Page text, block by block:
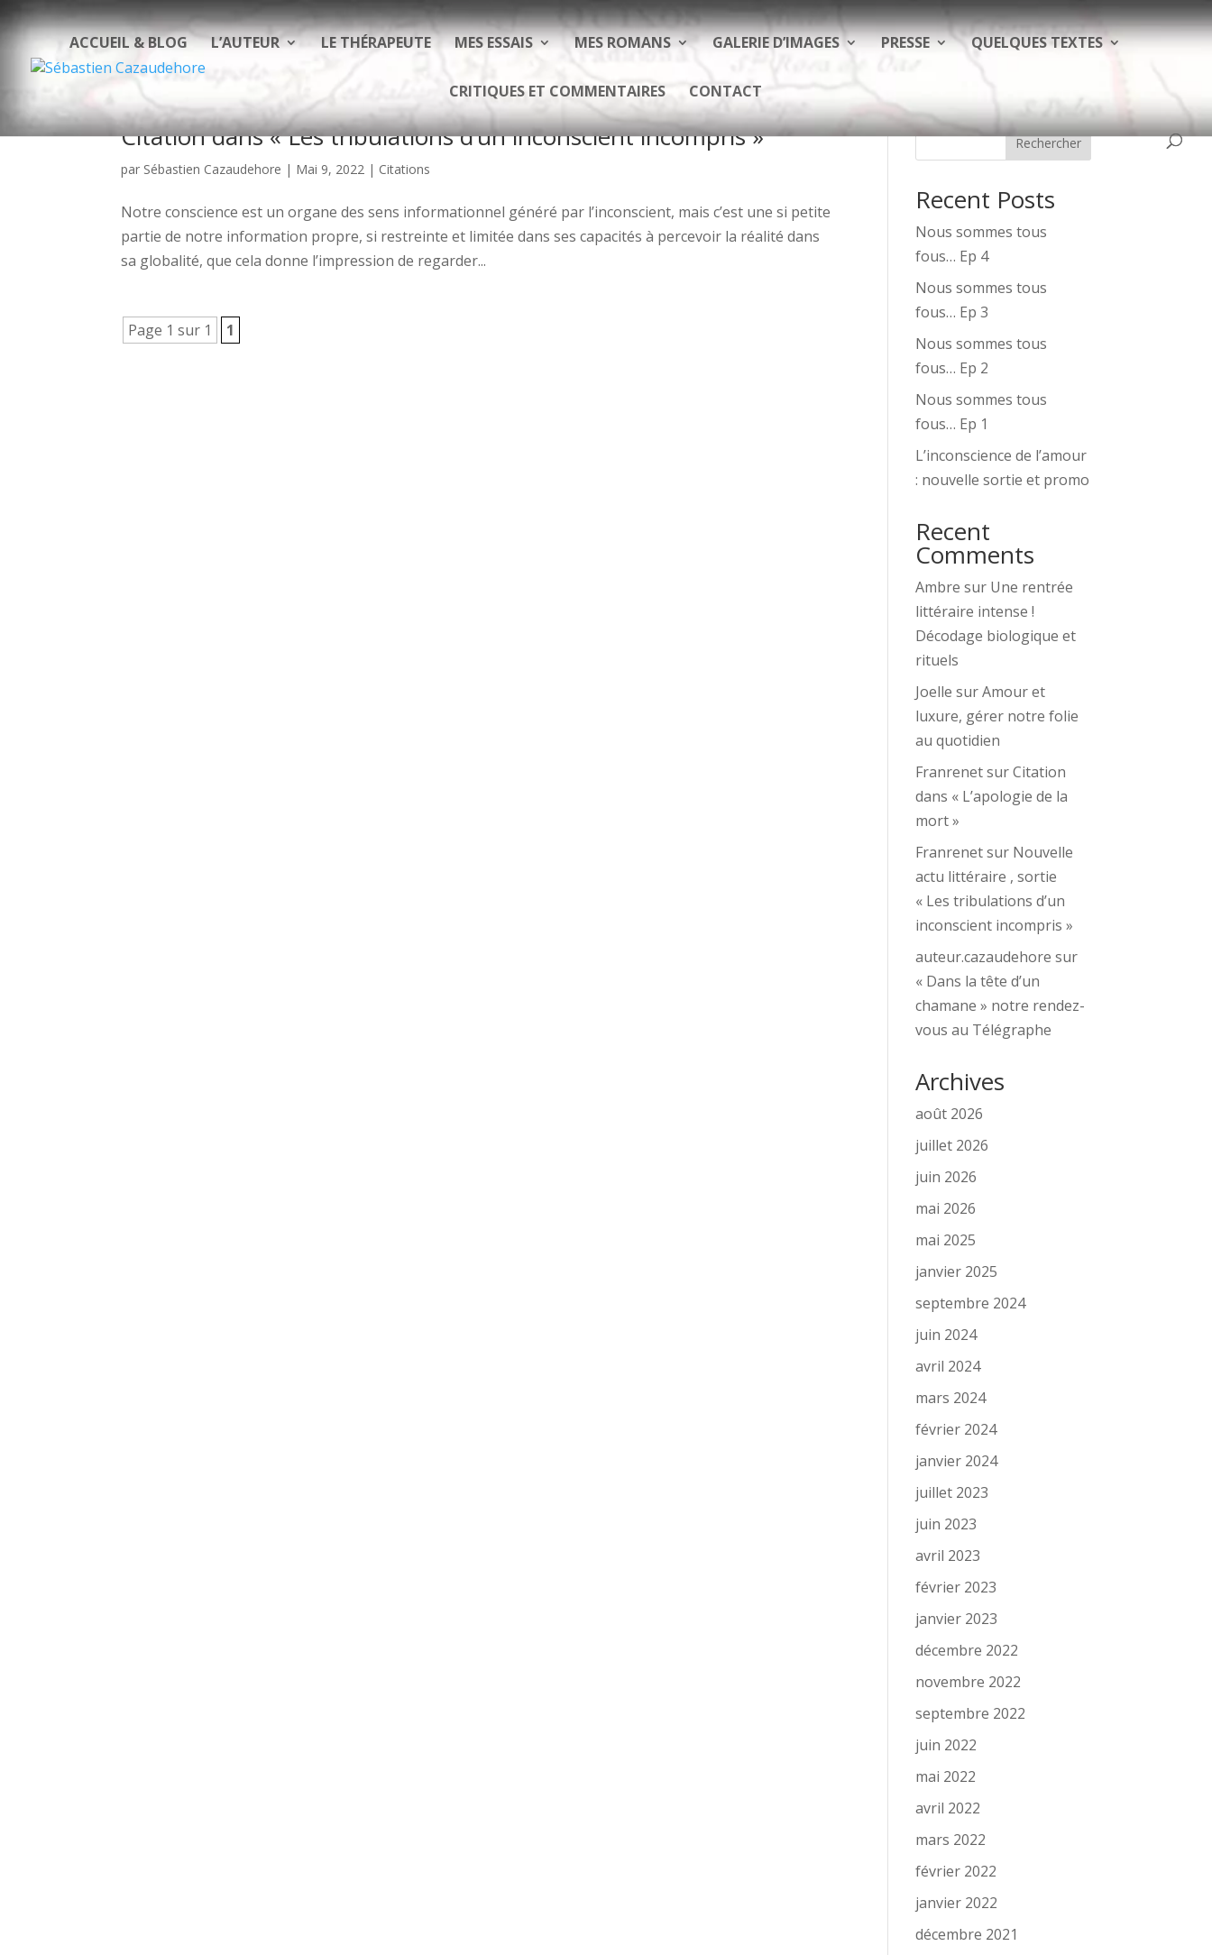
ACCUEIL & BLOG L’AUTEUR LE THÉRAPEUTE MES ESSAIS MES ROMANS GALERIE D’IMAGES PRESSE QUELQUES TEXTES
CRITIQUES ET COMMENTAIRES CONTACT
Citation dans « Les tribulations d’un inconscient incompris »
par Sébastien Cazaudehore | Mai 9, 2022 | Citations
Notre conscience est un organe des sens informationnel généré par l’inconscient, mais c’est une si petite
partie de notre information propre, si restreinte et limitée dans ses capacités à percevoir la réalité dans
sa globalité, que cela donne l’impression de regarder...
Page 1 sur 1 1
Rechercher
Recent Posts
Nous sommes tous
fous… Ep 4
Nous sommes tous
fous… Ep 3
Nous sommes tous
fous… Ep 2
Nous sommes tous
fous… Ep 1
L’inconscience de l’amour
: nouvelle sortie et promo
Recent
Comments
Ambre sur Une rentrée
littéraire intense !
Décodage biologique et
rituels
Joelle surAmour et
luxure, gérer notre folie
au quotidien
FranrenetsurCitation
dans « L’apologie de la
mort »
Franrenetsur Nouvelle
actu littéraire , sortie
« Les tribulations d’un
inconscient incompris »
auteur.cazaudehore sur
« Dans la tête d’un
chamane » notre rendez-
vous au Télégraphe
Archives
août 2026
juillet 2026
juin 2026
mai 2026
mai 2025
janvier 2025
septembre 2024
juin 2024
avril 2024
mars 2024
février 2024
janvier 2024
juillet 2023
juin 2023
avril 2023
février 2023
janvier 2023
décembre 2022
novembre 2022
septembre 2022
juin 2022
mai 2022
avril 2022
mars 2022
février 2022
janvier 2022
décembre 2021